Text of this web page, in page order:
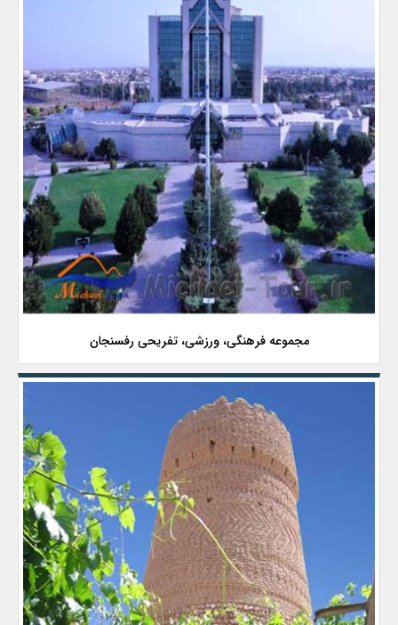
مجموعه فرهنگی، ورزشی، تفریحی رفسنجان